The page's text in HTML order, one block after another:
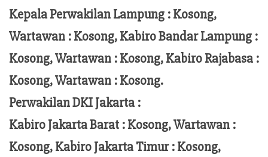
Kepala Perwakilan Lampung :Kosong,
Wartawan : Kosong, Kabiro Bandar Lampung :
Kosong, Wartawan : Kosong, Kabiro Rajabasa :
Kosong, Wartawan : Kosong.
Perwakilan DKI Jakarta :
Kabiro Jakarta Barat : Kosong, Wartawan :
Kosong, Kabiro Jakarta Timur : Kosong,